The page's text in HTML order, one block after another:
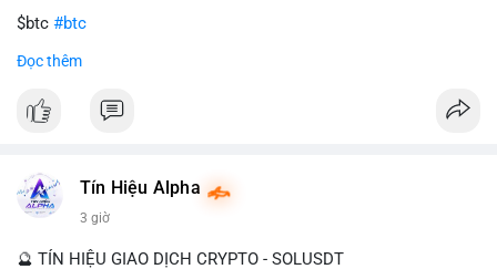
Lời khuyên cho nhà đầu tư nhỏ lẻ:
hướng đi của dòng tiền. Tránh hành động theo cảm xúc, ưu
rõ ràng về đích đến của số BTC này.
#dongtienlon
$btc #btc
#vlikevn
📰 Nguồn: CoinDesk
Đọc thêm
Tín Hiệu Alpha
3 giờ
🔮 TÍN HIỆU GIAO DỊCH CRYPTO - SOLUSDT